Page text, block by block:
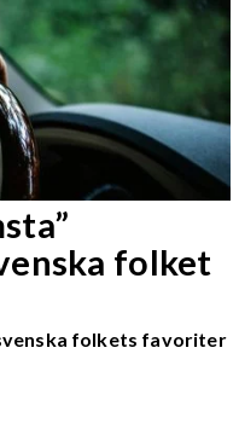
folket
folkets favoriter